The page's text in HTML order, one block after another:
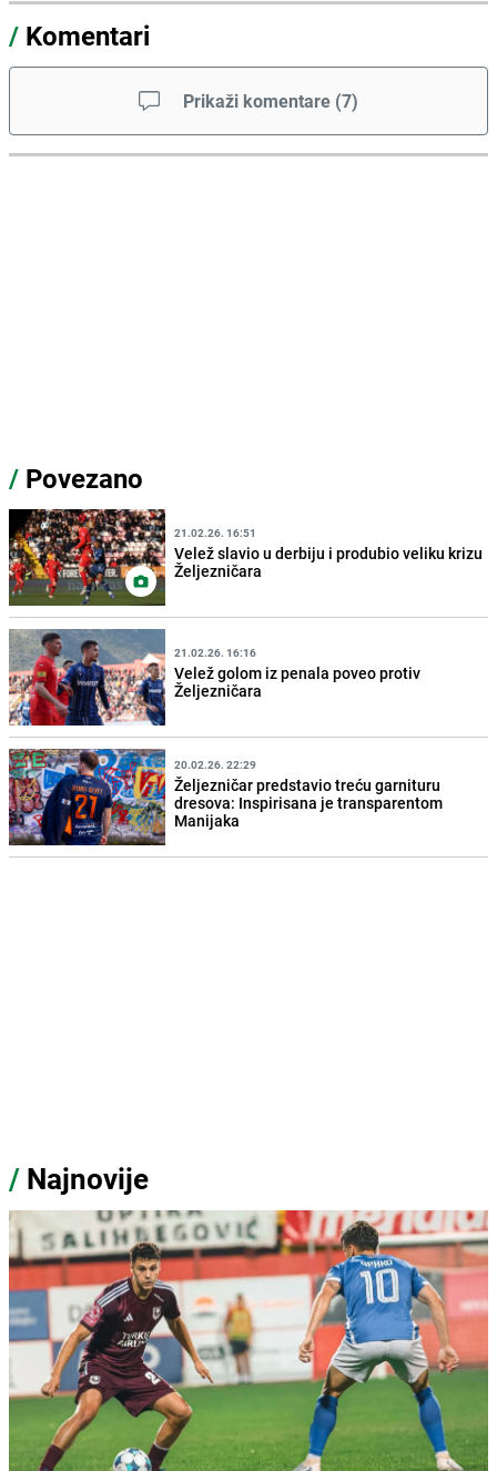
/ Komentari
Prikaži komentare (7)
/ Povezano
21.02.26. 16:51
Velež slavio u derbiju i produbio veliku krizu
Željezničara
21.02.26. 16:16
Velež golom iz penala poveo protiv
Željezničara
20.02.26. 22:29
Željezničar predstavio treću garnituru
dresova: Inspirisana je transparentom
Manijaka
/ Najnovije